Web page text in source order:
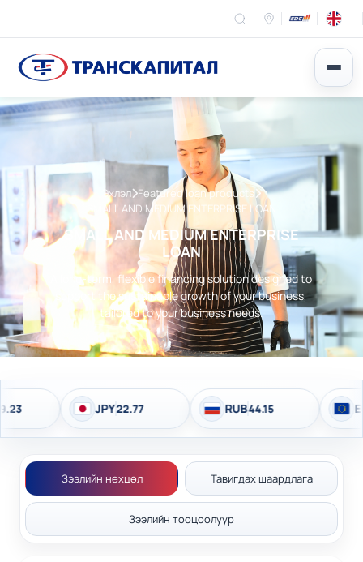
Эхлэл Featured loan products
SMALL AND MEDIUM ENTERPRISE LOAN
SMALL AND MEDIUM ENTERPRISE
LOAN
A long-term, flexible financing solution designed to
support the sustainable growth of your business,
tailored to your business needs.
JPY22.77 RUB44.15 EUR
Зээлийн нөхцөл Тавигдах шаардлага
Зээлийн тооцоолуур